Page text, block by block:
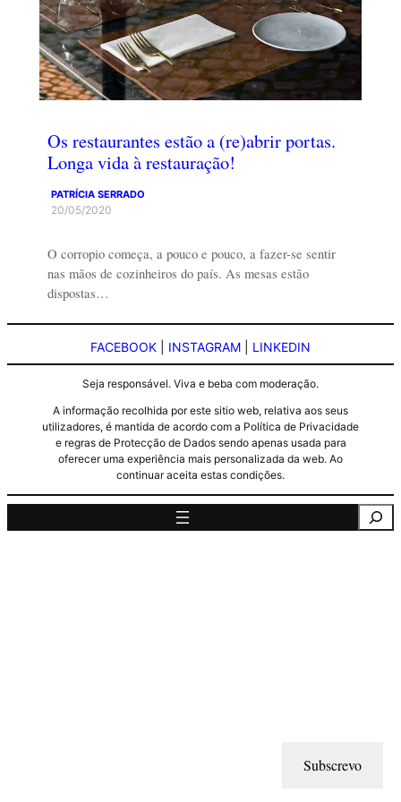
Os restaurantes estão a (re)abrir portas.
Longa vida à restauração!
PATRÍCIA SERRADO
20/05/2020
O corropio começa, a pouco e pouco, a fazer-se sentir
nas mãos de cozinheiros do país. As mesas estão
dispostas…
FACEBOOK INSTAGRAM LINKEDIN
Seja responsável. Viva e beba com moderação.
A informação recolhida por este sitio web, relativa aos seus
utilizadores, é mantida de acordo com a Política de Privacidade
e regras de Protecção de Dados sendo apenas usada para
oferecer uma experiência mais personalizada da web. Ao
continuar aceita estas condições.
Subscrevo